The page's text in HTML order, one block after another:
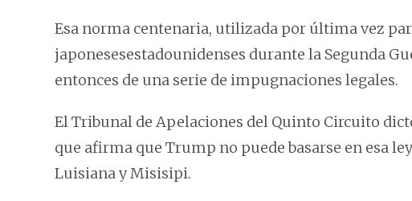
Esa norma centenaria, utilizada por última vez
japonesesestadounidenses durante la Segunda
entonces de una serie de impugnaciones legales.
El Tribunal de Apelaciones del Quinto Circuito
que afirma que Trump no puede basarse en esa
Luisiana y Misisipi.